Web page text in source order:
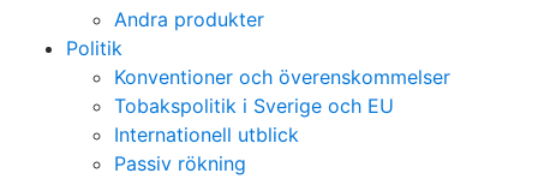
Andra produkter
Politik
Konventioner och överenskommelser
Tobakspolitik i Sverige och EU
Internationell utblick
Passiv rökning